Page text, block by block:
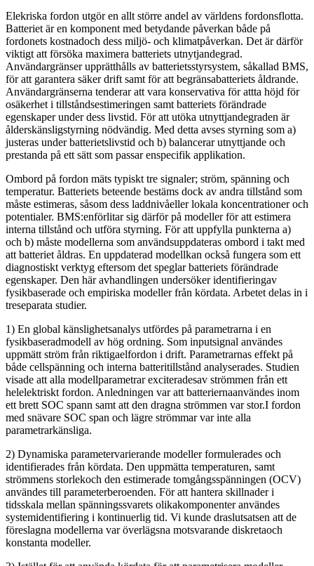
Elekriska fordon utgör en allt större andel av världens fordonsflotta.
Batteriet är en komponent med betydande påverkan både på
fordonets kostnadoch dess miljö- och klimatpåverkan. Det är därför
viktigt att försöka maximera batteriets utnytjandegrad.
Användargränser upprätthålls av batterietsstyrsystem, såkallad BMS,
för att garantera säker drift samt för att begränsabatteriets åldrande.
Användargränserna tenderar att vara konservativa för attta höjd för
osäkerhet i tillståndsestimeringen samt batteriets förändrade
egenskaper under dess livstid. För att utöka utnyttjandegraden är
ålderskänsligstyrning nödvändig. Med detta avses styrning som a)
justeras under batterietslivstid och b) balancerar utnyttjande och
prestanda på ett sätt som passar enspecifik applikation.
Ombord på fordon mäts typiskt tre signaler; ström, spänning och
temperatur. Batteriets beteende bestäms dock av andra tillstånd som
måste estimeras, såsom dess laddnivåeller lokala koncentrationer och
potentialer. BMS:enförlitar sig därför på modeller för att estimera
interna tillstånd och utföra styrning. För att uppfylla punkterna a)
och b) måste modellerna som användsuppdateras ombord i takt med
att batteriet åldras. En uppdaterad modellkan också fungera som ett
diagnostiskt verktyg eftersom det speglar batteriets förändrade
egenskaper. Den här avhandlingen undersöker identifieringav
fysikbaserade och empiriska modeller från kördata. Arbetet delas in i
treseparata studier.
1) En global känslighetsanalys utfördes på parametrarna i en
fysikbaseradmodell av hög ordning. Som inputsignal användes
uppmätt ström från riktigaelfordon i drift. Parametrarnas effekt på
både cellspänning och interna batteritillstånd analyserades. Studien
visade att alla modellparametrar exciteradesav strömmen från ett
helelektriskt fordon. Anledningen var att batteriernaanvändes inom
ett brett SOC spann samt att den dragna strömmen var stor.I fordon
med snävare SOC span och lägre strömmar var inte alla
parametrarkänsliga.
2) Dynamiska parametervarierande modeller formulerades och
identifierades från kördata. Den uppmätta temperaturen, samt
strömmens storlekoch den estimerade tomgångsspänningen (OCV)
användes till parameterberoenden. För att hantera skillnader i
tidsskala mellan spänningssvarets olikakomponenter användes
systemidentifiering i kontinuerlig tid. Vi kunde draslutsatsen att de
föreslagna modellerna var överlägsna motsvarande diskretaoch
konstanta modeller.